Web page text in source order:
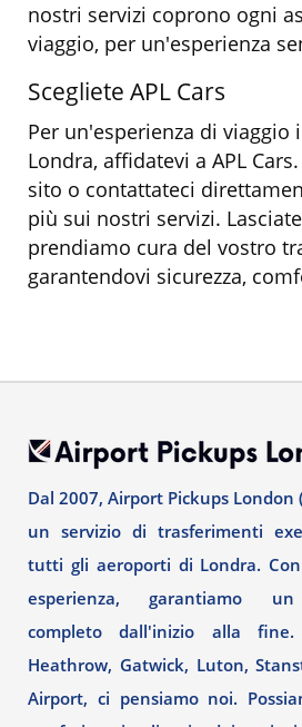
nostri servizi coprono ogni
viaggio, per un'esperienza
Scegliete APL Cars
Per un'esperienza di viaggio
Londra, affidatevi a APL
sito o contattateci
più sui nostri servizi.
prendiamo cura del vostro
garantendovi sicurezza,
Dal 2007, Airport Pickups London
un servizio di trasferimenti
tutti gli aeroporti di Londra.
esperienza, garantiamo
completo dall'inizio alla
Heathrow, Gatwick, Luton,
Airport, ci pensiamo noi.